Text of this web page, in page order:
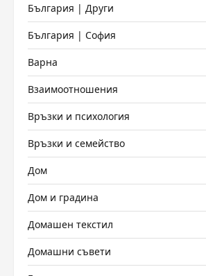
България | Други
България | София
Варна
Взаимоотношения
Връзки и психология
Връзки и семейство
Дом
Дом и градина
Домашен текстил
Домашни съвети